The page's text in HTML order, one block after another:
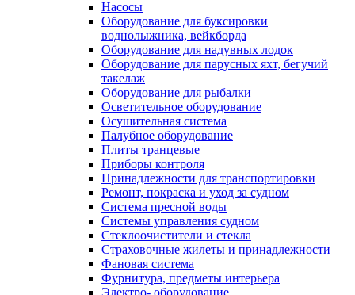
Насосы
Оборудование для буксировки
воднолыжника, вейкборда
Оборудование для надувных лодок
Оборудование для парусных яхт, бегучий
такелаж
Оборудование для рыбалки
Осветительное оборудование
Осушительная система
Палубное оборудование
Плиты транцевые
Приборы контроля
Принадлежности для транспортировки
Ремонт, покраска и уход за судном
Система пресной воды
Системы управления судном
Стеклоочистители и стекла
Страховочные жилеты и принадлежности
Фановая система
Фурнитура, предметы интерьера
Электро- оборудование